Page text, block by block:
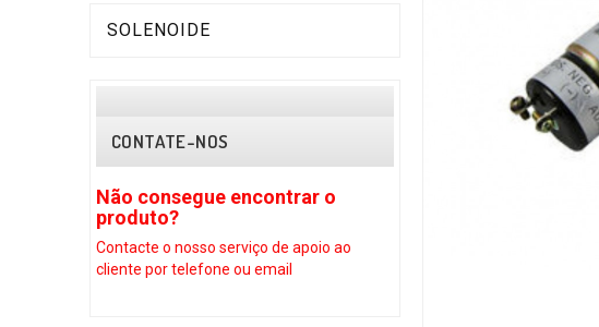
SOLENOIDE
CONTATE-NOS
Não consegue encontrar o
produto?
Contacte o nosso serviço de apoio ao
cliente por telefone ou email